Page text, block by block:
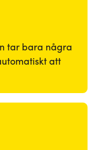
tar bara några
att